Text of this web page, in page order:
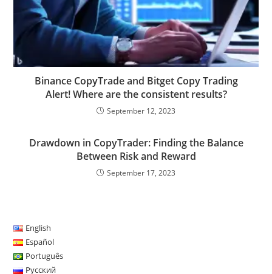
Binance CopyTrade and Bitget Copy Trading
Alert! Where are the consistent results?
September 12, 2023
Drawdown in CopyTrader: Finding the Balance
Between Risk and Reward
September 17, 2023
English
Español
Português
Русский